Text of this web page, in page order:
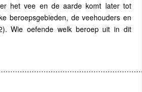
het vee en de aarde komt later tot
beroepsgebieden, de veehouders en
Wie oefende welk beroep uit in dit